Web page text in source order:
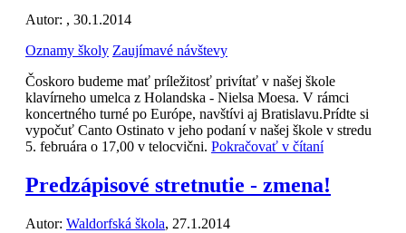
Autor: , 30.1.2014
Oznamy školy Zaujímavé návštevy
Čoskoro budeme mať príležitosť privítať v našej škole
klavírneho umelca z Holandska - Nielsa Moesa. V rámci
koncertného turné po Európe, navštívi aj Bratislavu.Prídte si
vypočuť Canto Ostinato v jeho podaní v našej škole v stredu
5. februára o 17,00 v telocvični. Pokračovať v čítaní
Predzápisové stretnutie - zmena!
Autor: Waldorfská škola, 27.1.2014